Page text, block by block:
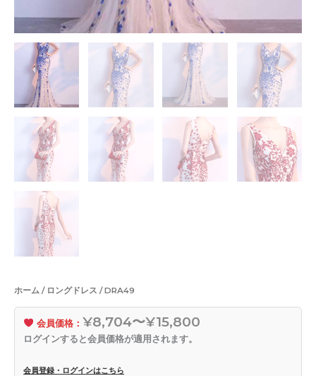
ホーム / ロングドレス / DRA49
会員価格： ¥8,704〜¥15,800
ログインすると会員価格が適用されます。
会員登録・ログインはこちら